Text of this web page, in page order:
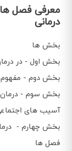
معرفی فصل
درمانی
بخش ها
بخش اول - در
بخش دوم - مفهوم
بخش سوم - درمان
آسیب های
بخش چهارم -
فصل ها